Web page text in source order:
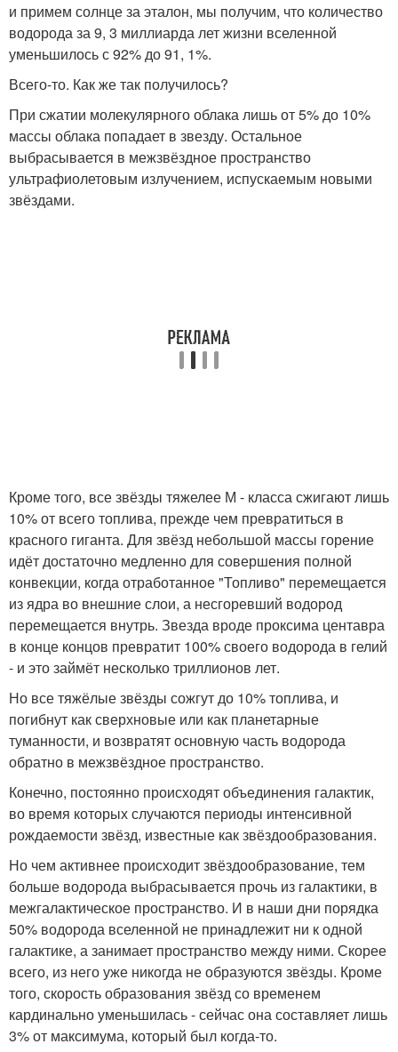
и примем солнце за эталон, мы получим, что количество
водорода за 9, 3 миллиарда лет жизни вселенной
уменьшилось с 92% до 91, 1%.
Всего-то. Как же так получилось?
При сжатии молекулярного облака лишь от 5% до 10%
массы облака попадает в звезду. Остальное
выбрасывается в межзвёздное пространство
ультрафиолетовым излучением, испускаемым новыми
звёздами.
Кроме того, все звёзды тяжелее М - класса сжигают лишь
10% от всего топлива, прежде чем превратиться в
красного гиганта. Для звёзд небольшой массы горение
идёт достаточно медленно для совершения полной
конвекции, когда отработанное "Топливо" перемещается
из ядра во внешние слои, а несгоревший водород
перемещается внутрь. Звезда вроде проксима центавра
в конце концов превратит 100% своего водорода в гелий
- и это займёт несколько триллионов лет.
Но все тяжёлые звёзды сожгут до 10% топлива, и
погибнут как сверхновые или как планетарные
туманности, и возвратят основную часть водорода
обратно в межзвёздное пространство.
Конечно, постоянно происходят объединения галактик,
во время которых случаются периоды интенсивной
рождаемости звёзд, известные как звёздообразования.
Но чем активнее происходит звёздообразование, тем
больше водорода выбрасывается прочь из галактики, в
межгалактическое пространство. И в наши дни порядка
50% водорода вселенной не принадлежит ни к одной
галактике, а занимает пространство между ними. Скорее
всего, из него уже никогда не образуются звёзды. Кроме
того, скорость образования звёзд со временем
кардинально уменьшилась - сейчас она составляет лишь
3% от максимума, который был когда-то.